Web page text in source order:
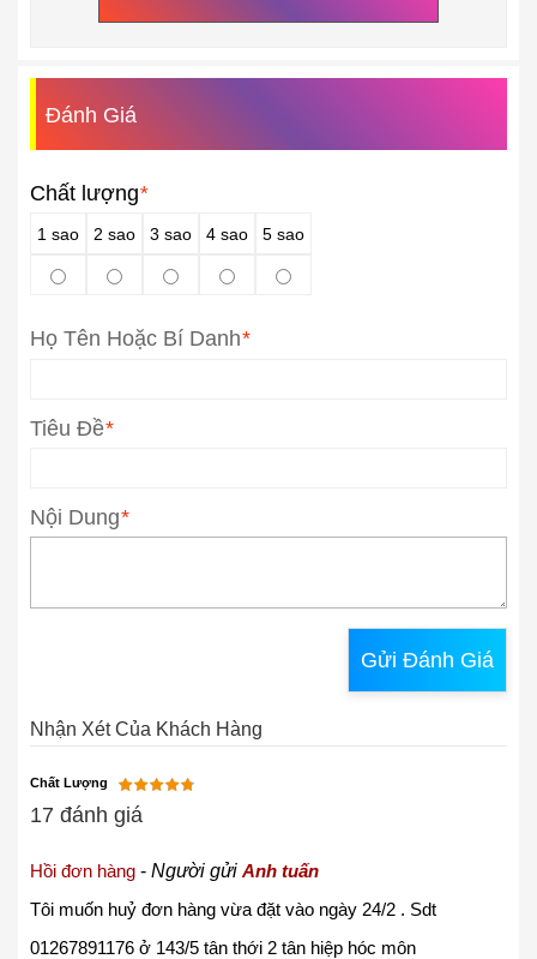
Đánh Giá
Chất lượng*
1 sao 2 sao 3 sao 4 sao 5 sao
*
Họ Tên Hoặc Bí Danh
*
Tiêu Đề
*
Nội Dung
Gửi Đánh Giá
Nhận Xét Của Khách Hàng
Chất Lượng
17 đánh giá
Hồi đơn hàng - Người gửi Anh tuấn
Tôi muốn huỷ đơn hàng vừa đặt vào ngày 24/2 . Sdt
01267891176 ở 143/5 tân thới 2 tân hiệp hóc môn